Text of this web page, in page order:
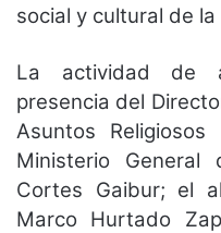
social y cultural de la
La actividad de
presencia del
Asuntos
Ministerio General
Cortes Gaibur; el
Marco Hurtado